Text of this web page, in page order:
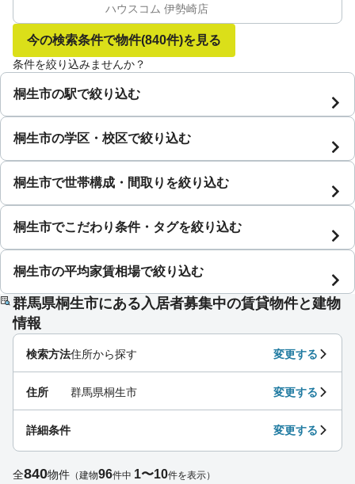
ハウスコム 伊勢崎店
今の検索条件で物件(840件)を見る
条件を絞り込みませんか？
桐生市の駅で絞り込む
桐生市の学区・校区で絞り込む
桐生市で世帯構成・間取りを絞り込む
桐生市でこだわり条件・タグを絞り込む
桐生市の平均家賃相場で絞り込む
群馬県桐生市にある入居者募集中の賃貸物件と建物
情報
検索方法住所から探す 変更する
住所 群馬県桐生市 変更する
詳細条件 変更する
全840物件 （建物96件中 1〜10件を表示）